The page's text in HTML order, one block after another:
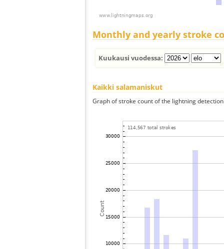
Monthly and yearly stroke
Kuukausi vuodessa:
Kaikki salamaniskut
Graph of stroke count of the lightning